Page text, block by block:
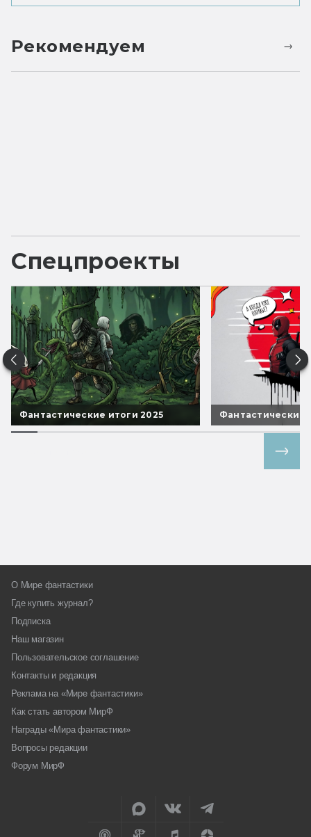
Рекомендуем
Спецпроекты
Фантастические итоги 2025 Фантастические
О Мире фантастики
Где купить журнал?
Подписка
Наш магазин
Пользовательское соглашение
Контакты и редакция
Реклама на «Мире фантастики»
Как стать автором МирФ
Награды «Мира фантастики»
Вопросы редакции
Форум МирФ